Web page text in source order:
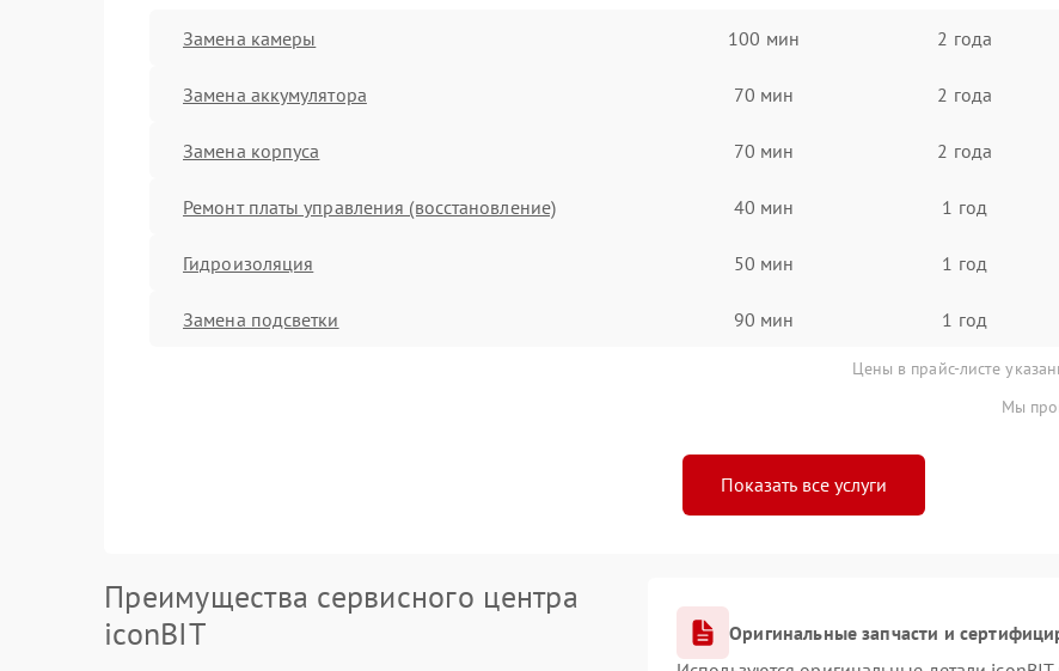
Замена камеры 100 мин 2 года
Замена аккумулятора 70 мин 2 года
Замена корпуса 70 мин 2 года
Ремонт платы управления (восстановление) 40 мин 1 год
Гидроизоляция 50 мин 1 год
Замена подсветки 90 мин 1 год
Цены в прайс-листе
Мы
Показать все услуги
Преимущества сервисного центра
iconBIT
Оригинальные запчасти и